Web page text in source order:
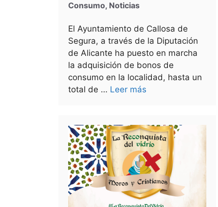
Consumo, Noticias
El Ayuntamiento de Callosa de
Segura, a través de la Diputación
de Alicante ha puesto en marcha
la adquisición de bonos de
consumo en la localidad, hasta un
total de … Leer más